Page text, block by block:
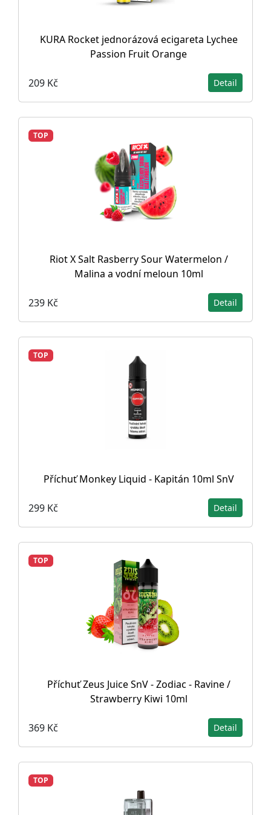
KURA Rocket jednorázová ecigareta Lychee
Passion Fruit Orange
209 Kč Detail
TOP
Riot X Salt Rasberry Sour Watermelon /
Malina a vodní meloun 10ml
239 Kč Detail
TOP
Příchuť Monkey Liquid - Kapitán 10ml SnV
299 Kč Detail
TOP
Příchuť Zeus Juice SnV - Zodiac - Ravine /
Strawberry Kiwi 10ml
369 Kč Detail
TOP